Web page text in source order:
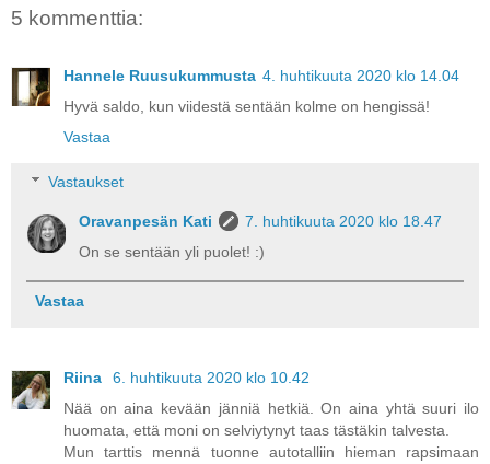
5 kommenttia:
Hannele Ruusukummusta 4. huhtikuuta 2020 klo 14.04
Hyvä saldo, kun viidestä sentään kolme on hengissä!
Vastaa
Vastaukset
Oravanpesän Kati
7. huhtikuuta 2020 klo 18.47
On se sentään yli puolet! :)
Vastaa
Riina
6. huhtikuuta 2020 klo 10.42
Nää on aina kevään jänniä hetkiä. On aina yhtä suuri ilo
huomata, että moni on selviytynyt taas tästäkin talvesta.
Mun tarttis mennä tuonne autotalliin hieman rapsimaan